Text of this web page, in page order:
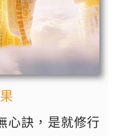
心訣，是就修行